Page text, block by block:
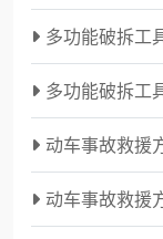
多功能破拆工
多功能破拆工
动车事故救援
动车事故救援